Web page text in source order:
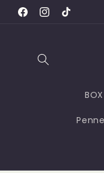
direttamente
FacebookInstagram
TikTok
gratuita con un